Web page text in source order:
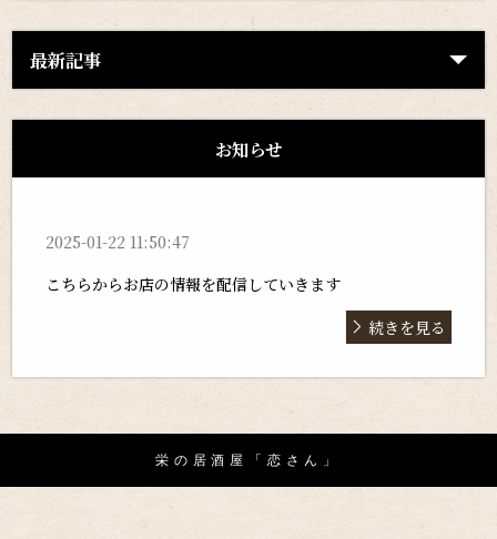
最新記事
お知らせ
2025-01-22 11:50:47
こちらからお店の情報を配信していきます
続きを見る
栄の居酒屋「恋さん」